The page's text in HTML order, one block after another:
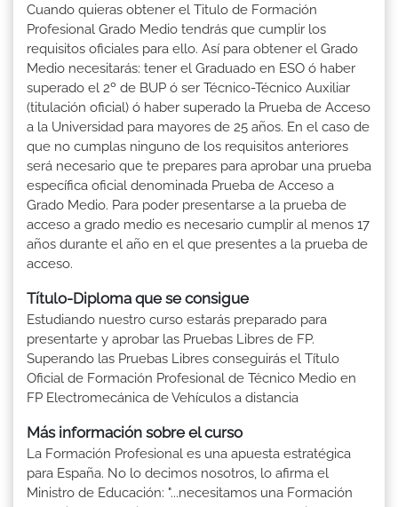
Cuando quieras obtener el Titulo de Formación
Profesional Grado Medio tendrás que cumplir los
requisitos oficiales para ello. Así para obtener el Grado
Medio necesitarás: tener el Graduado en ESO ó haber
superado el 2º de BUP ó ser Técnico-Técnico Auxiliar
(titulación oficial) ó haber superado la Prueba de Acceso
a la Universidad para mayores de 25 años. En el caso de
que no cumplas ninguno de los requisitos anteriores
será necesario que te prepares para aprobar una prueba
específica oficial denominada Prueba de Acceso a
Grado Medio. Para poder presentarse a la prueba de
acceso a grado medio es necesario cumplir al menos 17
años durante el año en el que presentes a la prueba de
acceso.
Título-Diploma que se consigue
Estudiando nuestro curso estarás preparado para
presentarte y aprobar las Pruebas Libres de FP.
Superando las Pruebas Libres conseguirás el Título
Oficial de Formación Profesional de Técnico Medio en
FP Electromecánica de Vehículos a distancia
Más información sobre el curso
La Formación Profesional es una apuesta estratégica
para España. No lo decimos nosotros, lo afirma el
Ministro de Educación: "...necesitamos una Formación